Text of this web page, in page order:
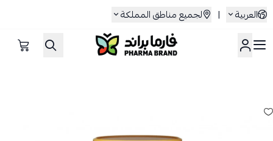
العربية | لجميع مناطق المملكة
صيدلية فارما براند